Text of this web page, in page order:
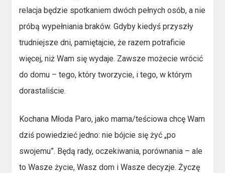
relacja będzie spotkaniem dwóch pełnych osób, a nie
próbą wypełniania braków. Gdyby kiedyś przyszły
trudniejsze dni, pamiętajcie, że razem potraficie
więcej, niż Wam się wydaje. Zawsze możecie wrócić
do domu – tego, który tworzycie, i tego, w którym
dorastaliście.
Kochana Młoda Paro, jako mama/teściowa chcę Wam
dziś powiedzieć jedno: nie bójcie się żyć „po
swojemu”. Będą rady, oczekiwania, porównania – ale
to Wasze życie, Wasz dom i Wasze decyzje. Życzę